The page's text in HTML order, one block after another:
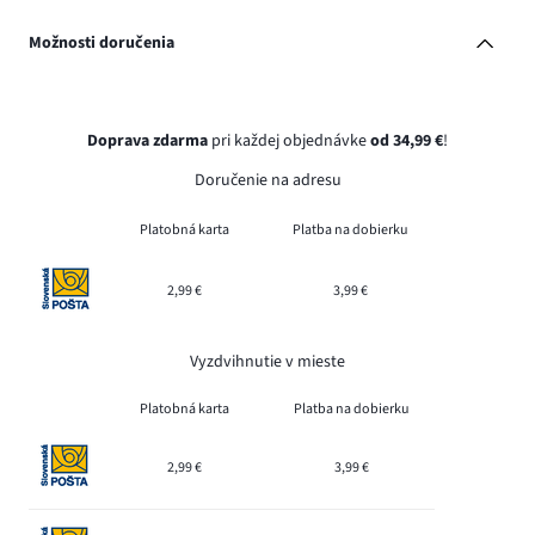
Možnosti doručenia
Doprava zdarma pri každej objednávkeod 34,99 €!
Doručenie na adresu
Platobná karta Platba na dobierku
2,99 € 3,99 €
Vyzdvihnutie v mieste
Platobná karta Platba na dobierku
2,99 € 3,99 €